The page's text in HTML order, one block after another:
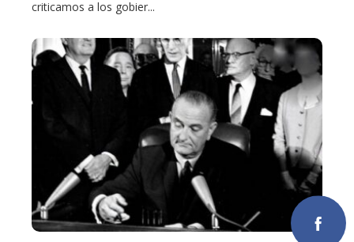
criticamos a los gobier...